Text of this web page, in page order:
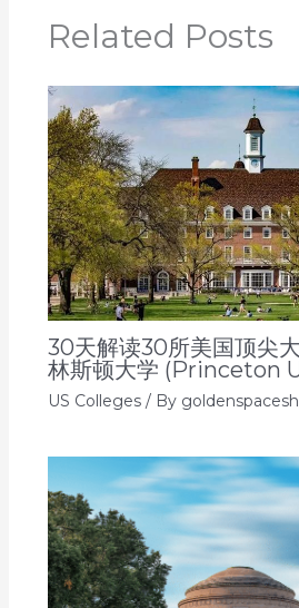
Related Posts
30天解读30所美国顶尖
林斯顿大学 (Princeton
US Colleges/ By